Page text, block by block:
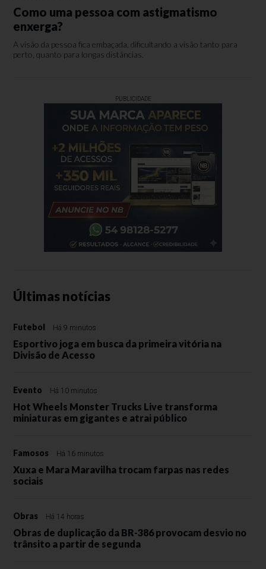
Como uma pessoa com astigmatismo
enxerga?
A visão da pessoa fica embaçada, dificultando a visão tanto para
perto, quanto para longas distâncias.
PUBLICIDADE
Últimas notícias
Futebol Há 9 minutos
Esportivo joga em busca da primeira vitória na
Divisão de Acesso
Evento Há 10 minutos
Hot Wheels Monster Trucks Live transforma
miniaturas em gigantes e atrai público
Famosos Há 16 minutos
Xuxa e Mara Maravilha trocam farpas nas redes
sociais
Obras Há 14 horas
Obras de duplicação da BR-386 provocam desvio no
trânsito a partir de segunda